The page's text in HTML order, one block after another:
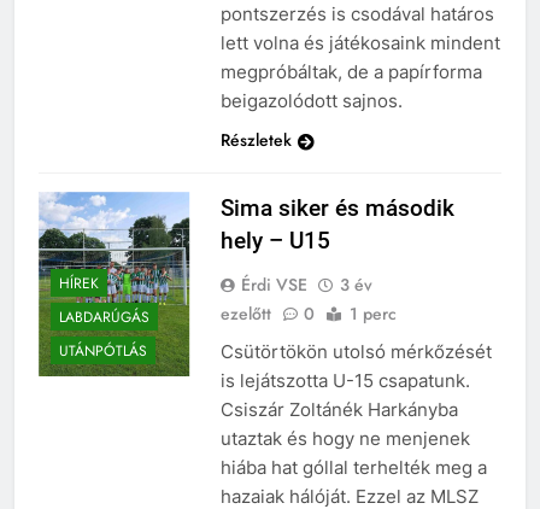
pontszerzés is csodával határos
lett volna és játékosaink mindent
megpróbáltak, de a papírforma
beigazolódott sajnos.
Részletek
HÍREK
LABDARÚGÁS
UTÁNPÓTLÁS
Sima siker és második
hely – U15
Érdi VSE
3 év
ezelőtt
0 1 perc
Csütörtökön utolsó mérkőzését
is lejátszotta U-15 csapatunk.
Csiszár Zoltánék Harkányba
utaztak és hogy ne menjenek
hiába hat góllal terhelték meg a
hazaiak hálóját. Ezzel az MLSZ